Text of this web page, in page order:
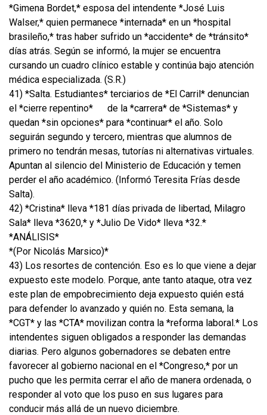
*Gimena Bordet,* esposa del intendente *José Luis
Walser,* quien permanece *internada* en un *hospital
brasileño,* tras haber sufrido un *accidente* de *tránsito*
días atrás. Según se informó, la mujer se encuentra
cursando un cuadro clínico estable y continúa bajo atención
médica especializada. (S.R.)
41) *Salta. Estudiantes* terciarios de *El Carril* denuncian
el *cierre repentino*
de la *carrera* de *Sistemas* y
quedan *sin opciones* para *continuar* el año. Solo
seguirán segundo y tercero, mientras que alumnos de
primero no tendrán mesas, tutorías ni alternativas virtuales.
Apuntan al silencio del Ministerio de Educación y temen
perder el año académico. (Informó Teresita Frías desde
Salta).
42) *Cristina* lleva *181 días privada de libertad, Milagro
Sala* lleva *3620,* y *Julio De Vido* lleva *32.*
*ANÁLISIS*
*(Por Nicolás Marsico)*
43) Los resortes de contención. Eso es lo que viene a dejar
expuesto este modelo. Porque, ante tanto ataque, otra vez
este plan de empobrecimiento deja expuesto quién está
para defender lo avanzado y quién no. Esta semana, la
*CGT* y las *CTA* movilizan contra la *reforma laboral.* Los
intendentes siguen obligados a responder las demandas
diarias. Pero algunos gobernadores se debaten entre
favorecer al gobierno nacional en el *Congreso,* por un
pucho que les permita cerrar el año de manera ordenada, o
responder al voto que los puso en sus lugares para
conducir más allá de un nuevo diciembre.